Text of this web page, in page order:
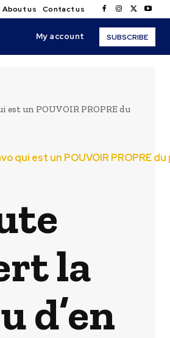
About us Contact us
My account SUBSCRIBE
est un POUVOIR PROPRE du
qui est un POUVOIR PROPRE
la
d’en